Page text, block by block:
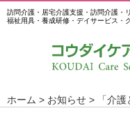
訪問介護・居宅介護支援・訪問介護・
福祉用具・養成研修・デイサービス・
ホーム > お知らせ > 「介